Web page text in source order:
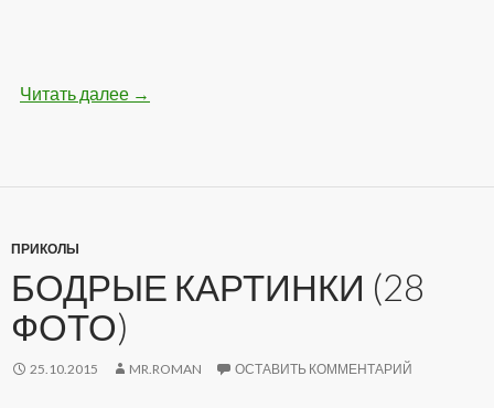
Читать далее Самая необычная выставка картин для
→
ПРИКОЛЫ
БОДРЫЕ КАРТИНКИ (28
ФОТО)
25.10.2015 MR.ROMAN ОСТАВИТЬ КОММЕНТАРИЙ